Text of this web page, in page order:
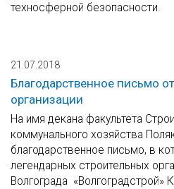
техносферной безопасности.
21.07.2018
Благодарственное письмо
организации
На имя декана факультета
коммунального хозяйства
благодарственное письмо, в
легендарных строительных
Волгограда «Волгоградстрой»